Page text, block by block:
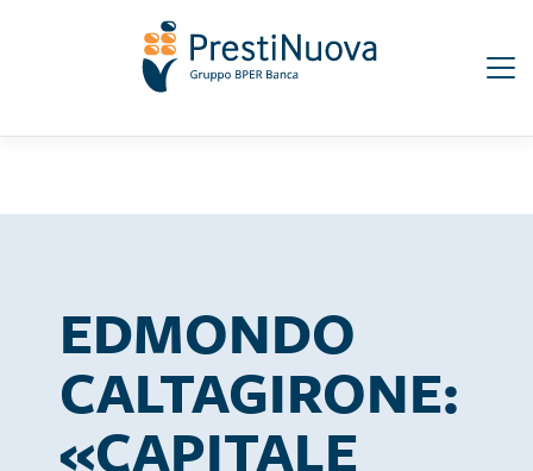
Seguici su:
EDMONDO
CALTAGIRONE:
«CAPITALE